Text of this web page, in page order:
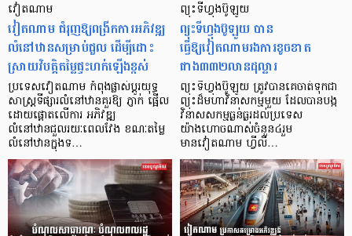
វៀតណាម
វៀតណាម ជំរុញឱ្យពង្រីកការអភិវឌ្ឍ
លំនៅឋានសម្រាប់ជួល ដើម្បីដោះ
ស្រាយវិបត្តិតម្លៃផ្ទះហក់ឡើងខ្ពស់
ប្រទេសវៀតណាម កំពុងផ្លាស់ប្តូរយុទ្ធ
សាស្ត្រទីផ្សារលំនៅឋានគួរឱ្យ ភ្ញាក់ ផ្អើល
ដោយផ្តោតលើការ អភិវឌ្ឍ
លំនៅឋានជួលរយៈពេលវែង ខណៈតម្លៃ
លំនៅឋានក្នុងទ…
ព្យុះទីហ្វុងប៊ូឡូយ
ព្យុះទីហ្វុងប៊ូឡូយ បាន
ធ្វើឱ្យវៀតណាមរងការខូចខាត
ជាង៣៣២លានដុល្លារ
ព្យុះទីហ្វុងប៊ូឡូយ ត្រូវបានគេចាត់ទុកជា
ព្យុះដ៏មហាវិនាសកម្មមួយ ដែលបានបង្ក
វិនាសសកម្មធ្ងន់ធ្ងរដល់ប្រទេស
យ៉ាងហោចណាស់ចំនួន៤រួម
មានវៀតណាម ហ្វីលី…